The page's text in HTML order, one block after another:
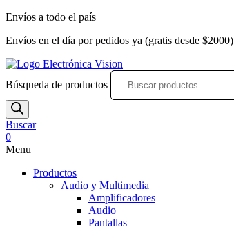
Envíos a todo el país
Envíos en el día por pedidos ya (gratis desde $2000)
Búsqueda de productos
Buscar
0
Menu
Productos
Audio y Multimedia
Amplificadores
Audio
Pantallas